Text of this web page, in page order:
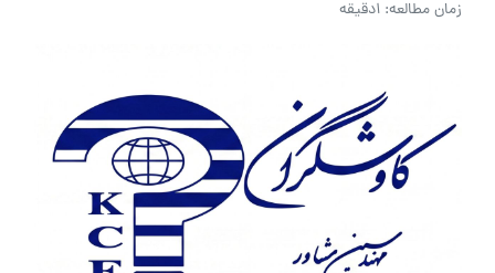
زمان مطالعه: 1دقیقه